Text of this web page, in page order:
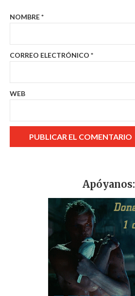
NOMBRE*
CORREO ELECTRÓNICO *
WEB
Apóyanos: